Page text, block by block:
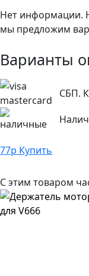
Нет информации.
мы предложим
Варианты
СБП.
77р Купить
С этим товаром